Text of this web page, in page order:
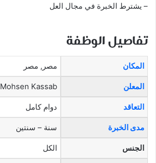
– يشترط الخبرة في مجال العل
تفاصيل الوظفة
المكان مصر, مصر
المعلن Mohsen Kassab
التعاقد دوام كامل
مدى الخبرة سنة – سنتين
الجنس الكل